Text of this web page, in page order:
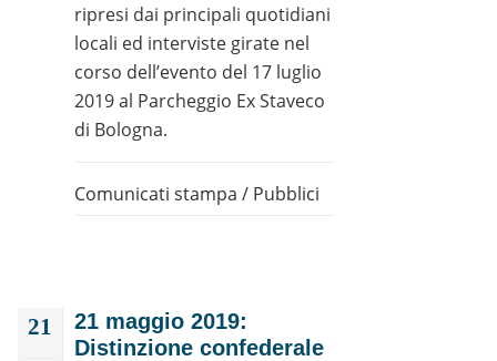
ripresi dai principali quotidiani
locali ed interviste girate nel
corso dell’evento del 17 luglio
2019 al Parcheggio Ex Staveco
di Bologna.
Comunicati stampa / Pubblici
21
21 maggio 2019:
Distinzione confederale